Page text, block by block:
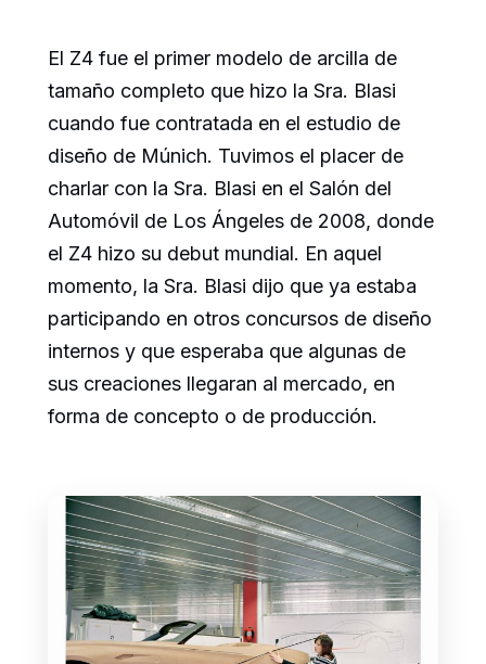
El Z4 fue el primer modelo de arcilla de
tamaño completo que hizo la Sra. Blasi
cuando fue contratada en el estudio de
diseño de Múnich. Tuvimos el placer de
charlar con la Sra. Blasi en el Salón del
Automóvil de Los Ángeles de 2008, donde
el Z4 hizo su debut mundial. En aquel
momento, la Sra. Blasi dijo que ya estaba
participando en otros concursos de diseño
internos y que esperaba que algunas de
sus creaciones llegaran al mercado, en
forma de concepto o de producción.